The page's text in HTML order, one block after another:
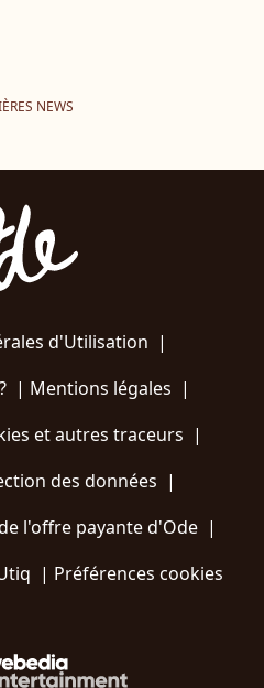
NEWS
d'Utilisation |
| Mentions légales |
et autres traceurs |
des données |
l'offre payante d'Ode |
| Préférences cookies